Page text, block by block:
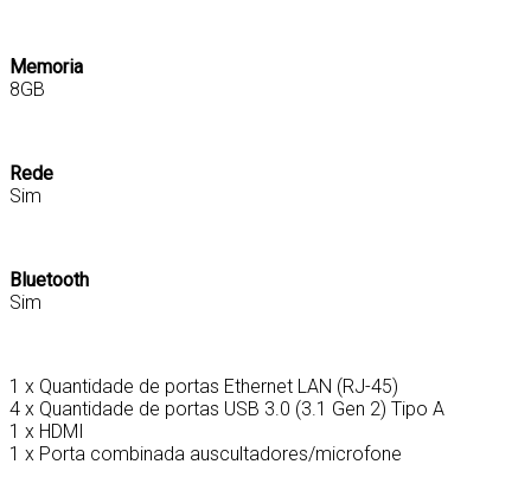
Memoria
8GB
Rede
Sim
Bluetooth
Sim
1 x Quantidade de portas Ethernet LAN (RJ-45)
4 x Quantidade de portas USB 3.0 (3.1 Gen 2) Tipo A
1 x HDMI
1 x Porta combinada auscultadores/microfone